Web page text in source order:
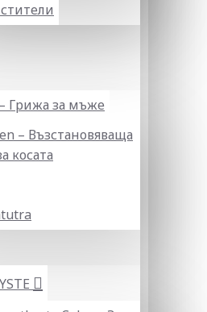
Грижа за мъже
– Възстановяваща
косата